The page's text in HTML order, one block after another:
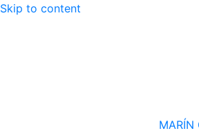
Skip to content
MARÍN